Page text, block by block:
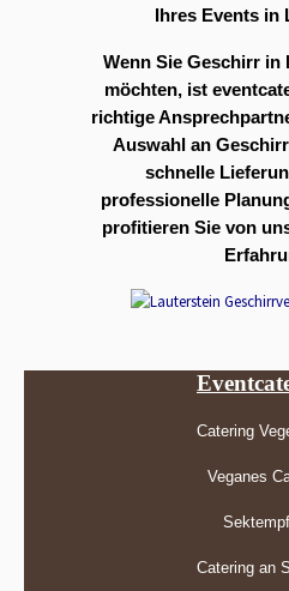
Ihres Events in
Wenn Sie Geschirr in
möchten, ist
richtige
Auswahl an
schnelle
professionelle
profitieren Sie von
Catering
Veganes
Catering an